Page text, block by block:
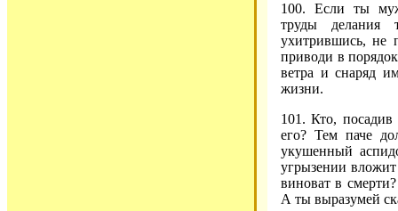
100. Если ты
труды делания
ухитрившись, не
приводи в
ветра и снаряд
жизни.
101. Кто, посадив
его? Тем паче
укушенный
угрызении
виноват в
А ты выразумей